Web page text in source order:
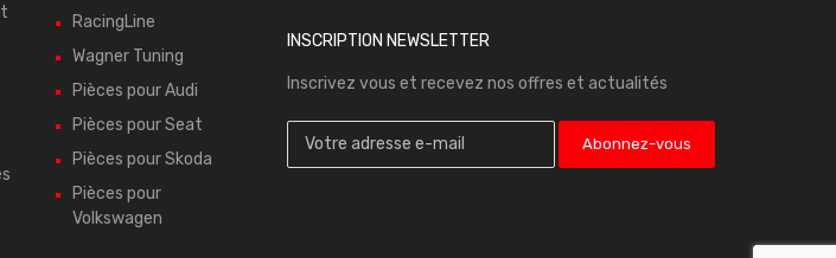
RacingLine
Wagner Tuning
Pièces pour Audi
Pièces pour Seat
Pièces pour Skoda
Pièces pour
Volkswagen
INSCRIPTION NEWSLETTER
Inscrivez vous et recevez nos offres et actualités